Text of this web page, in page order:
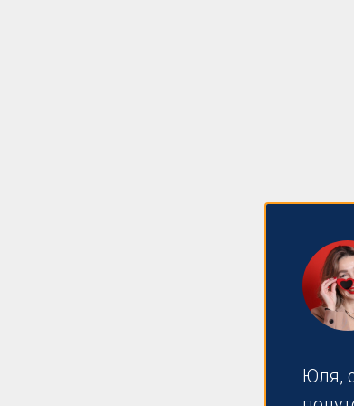
Юля,
Узнай, как проявлять свой
, как